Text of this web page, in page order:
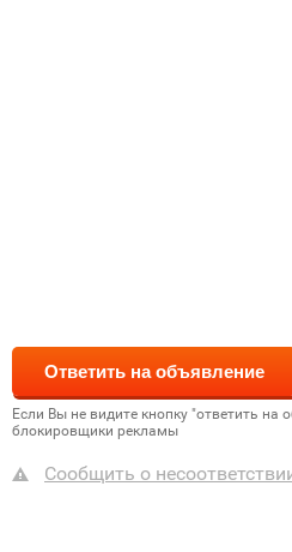
Если Вы не видите кнопку "ответить на
блокировщики рекламы
Сообщить о